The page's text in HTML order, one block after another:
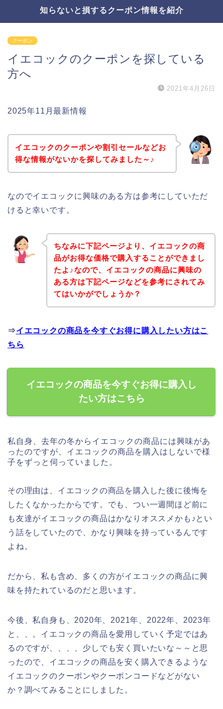
知らないと損するクーポン情報を紹介
クーポン
イエコックのクーポンを探している
方へ
2021年4月26日
2025年11月最新情報
イエコックのクーポンや割引セールなどお
得な情報がないかを探してみました～♪
なのでイエコックに興味のある方は参考にしていただ
けると幸いです。
ちなみに下記ページより、イエコックの商
品がお得な価格で購入することができまし
たよ♪なので、イエコックの商品に興味の
ある方は下記ページなどを参考にされてみ
てはいかがでしょうか？
⇒イエコックの商品を今すぐお得に購入したい方はこ
ちら
イエコックの商品を今すぐお得に購入し
たい方はこちら
私自身、去年の冬からイエコックの商品には興味があ
ったのですが、イエコックの商品を購入はしないで様
子をずっと伺っていました。
その理由は、イエコックの商品を購入した後に後悔を
したくなかったからです。でも、つい一週間ほど前に
も友達がイエコックの商品はかなりオススメかも♪とい
う話をしていたので、かなり興味を持っているんです
よね。
だから、私も含め、多くの方がイエコックの商品に興
味を持たれているのだと思います。
今後、私自身も、2020年、2021年、2022年、2023年
と、、。イエコックの商品を愛用していく予定ではあ
るのですが、、、、少しでも安く買いたいな～～と思
ったので、イエコックの商品を安く購入できるような
イエコックのクーポンやクーポンコードなどがない
か？調べてみることにしました。